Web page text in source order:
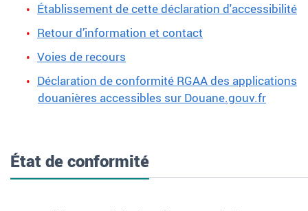
Établissement de cette déclaration d'accessibilité
Retour d’information et contact
Voies de recours
Déclaration de conformité RGAA des applications
douanières accessibles sur Douane.gouv.fr
État de conformité